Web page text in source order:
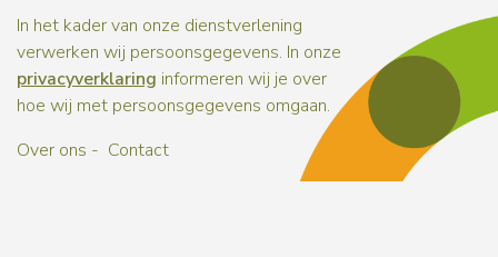
In het kader van onze dienstverlening
verwerken wij persoonsgegevens. In onze
privacyverklaring informeren wij je over
hoe wij met persoonsgegevens omgaan.
Over ons
Contact